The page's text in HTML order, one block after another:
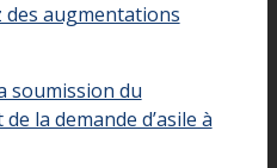
augmentations
soumission du
la demande d’asile à